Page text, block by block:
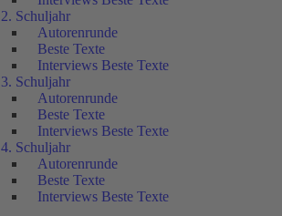
2. Schuljahr
Autorenrunde
Beste Texte
Interviews Beste Texte
3. Schuljahr
Autorenrunde
Beste Texte
Interviews Beste Texte
4. Schuljahr
Autorenrunde
Beste Texte
Interviews Beste Texte